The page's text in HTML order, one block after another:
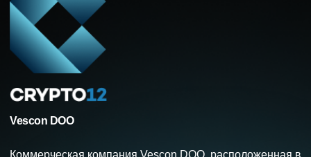
Vescon DOO
Коммерческая компания Vescon DOO, расположенная в